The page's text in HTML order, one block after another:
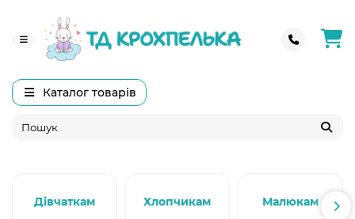
Каталог товарів
Дівчаткам Хлопчикам Малюкам